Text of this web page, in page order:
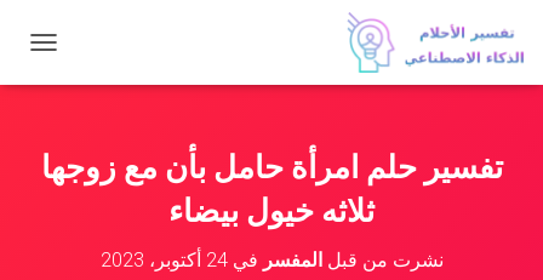
ب
ل
اتفسير حلم امرأة حامل بأن مع زوجها
ثلاثه خيول بيضاء
نشرت من قبلالمفسر في24 أكتوبر، 2023